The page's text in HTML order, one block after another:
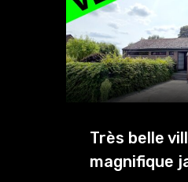
Très belle
magnifique